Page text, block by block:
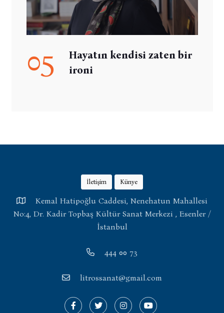
05
Hayatın kendisi zaten bir
ironi
İletişim Künye
Kemal Hatipoğlu Caddesi, Nenehatun Mahallesi
No:4, Dr. Kadir Topbaş Kültür Sanat Merkezi , Esenler /
İstanbul
444 00 73
litrossanat@gmail.com